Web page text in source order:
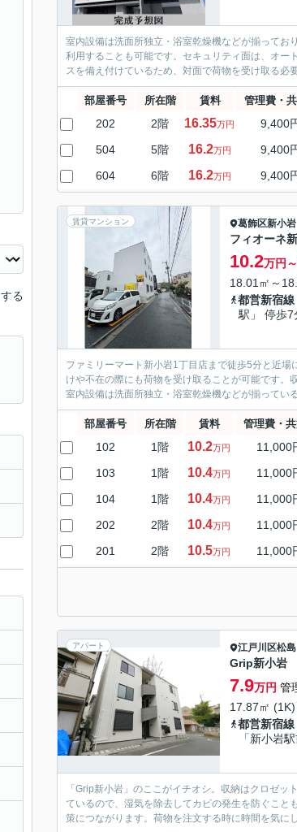
室内設備は洗面所独立・浴室乾燥機などが揃ってお
利用することも可能です。セキュリティ面は、オー
スを備え付けているため、対面で荷物を受け取る必
部屋番号 所在階 賃料 管理費・
202 2階 16.35万円 9,400
504 5階 16.2万円 9,400
604 6階 16.2万円 9,400
賃貸マンション 葛飾区新小岩
フィオーネ
10.2万円～
18.01㎡～
都営新宿線
駅」 停歩7
ファミリーマート新小岩1丁目店まで徒歩5分と近
けや不在の際にも荷物を受け取ることが可能です。
室内設備は洗面所独立・浴室乾燥機などが揃ってい
部屋番号 所在階 賃料 管理費・
102 1階 10.2万円 11,000
103 1階 10.4万円 11,000
104 1階 10.4万円 11,000
202 2階 10.4万円 11,000
201 2階 10.5万円 11,000
アパート 江戸川区松島
Grip新小岩
7.9万円 管
17.87㎡
都営新宿線
「新小岩
「Grip新小岩」のここがイチオシ。収納はクロゼ
ているので、湿気を除去してカビの発生を防ぐこと
策につながります。荷物を注文する時に時間を気に
る